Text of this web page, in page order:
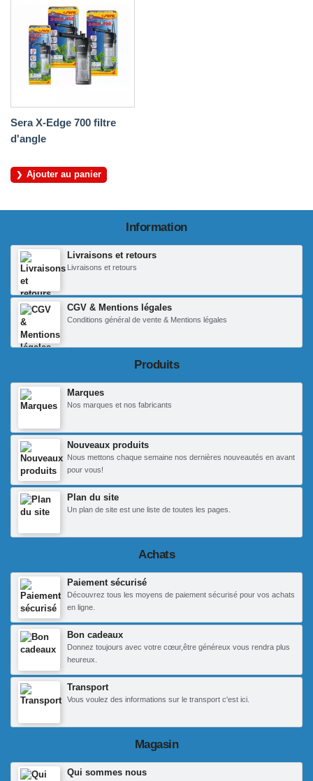
Sera X-Edge 700 filtre
d'angle
Ajouter au panier
Information
Livraisons et retours
Livraisons et retours
CGV & Mentions légales
Conditions général de vente & Mentions légales
Produits
Marques
Nos marques et nos fabricants
Nouveaux produits
Nous mettons chaque semaine nos dernières nouveautés en avant
pour vous!
Plan du site
Un plan de site est une liste de toutes les pages.
Achats
Paiement sécurisé
Découvrez tous les moyens de paiement sécurisé pour vos achats
en ligne.
Bon cadeaux
Donnez toujours avec votre cœur,être généreux vous rendra plus
heureux.
Transport
Vous voulez des informations sur le transport c'est ici.
Magasin
Qui sommes nous